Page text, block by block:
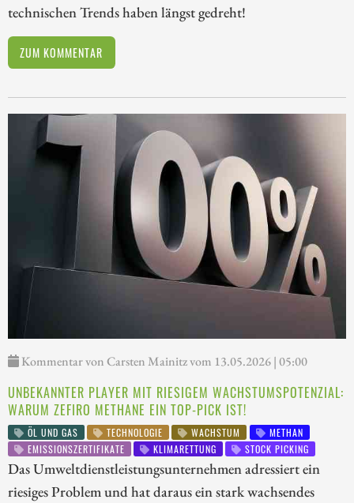
technischen Trends haben längst gedreht!
ZUM KOMMENTAR
Kommentar von Carsten Mainitz vom 13.05.2026 | 05:00
UNBEKANNTER PLAYER MIT RIESIGEM WACHSTUMSPOTENZIAL:
WARUM ZEFIRO METHANE EIN TOP-PICK IST!
ÖL UND GAS TECHNOLOGIE WACHSTUM
METHAN
EMISSIONSZERTIFIKATE
KLIMARETTUNG STOCK PICKING
Das Umweltdienstleistungsunternehmen adressiert ein
riesiges Problem und hat daraus ein stark wachsendes